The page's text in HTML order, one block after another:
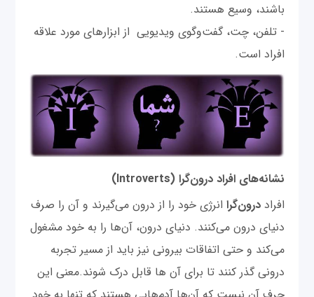
باشند، وسیع هستند.
- تلفن، چت، گفت‌وگوی ویدیویی از ابزارهای مورد علاقه
افراد است.
نشانه‌های افراد درون‌گرا (Introverts)
افراددرون‌گرا انرژی خود را از درون می‌گیرند و آن را صرف
دنیای درون می‌کنند. دنیای درون، آن‌ها را به خود مشغول
می‌کند و حتی اتفاقات بیرونی نیز باید از مسیر تجربه
درونی گذر کنند تا برای آن ها قابل درک شوند.معنی این